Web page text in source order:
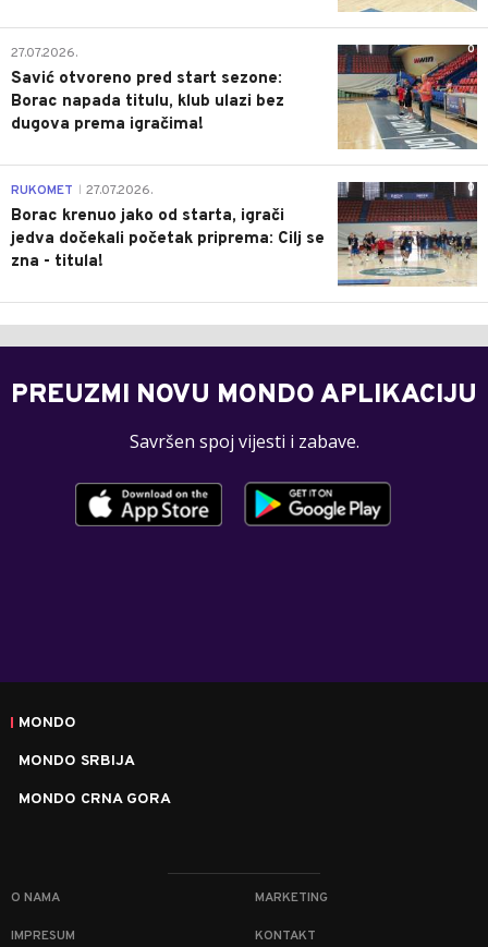
0
27.07.2026.
Savić otvoreno pred start sezone:
Borac napada titulu, klub ulazi bez
dugova prema igračima!
0
RUKOMET 27.07.2026.
Borac krenuo jako od starta, igrači
jedva dočekali početak priprema: Cilj se
zna - titula!
PREUZMI NOVU MONDO APLIKACIJU
Savršen spoj vijesti i zabave.
MONDO
MONDO SRBIJA
MONDO CRNA GORA
O NAMA MARKETING
IMPRESUM KONTAKT